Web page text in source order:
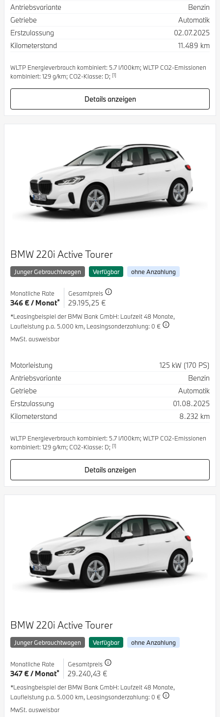
Antriebsvariante
Benzin
Getriebe
Automatik
Erstzulassung
02.07.2025
Kilometerstand
11.489 km
WLTP Energieverbrauch kombiniert: 5.7 l/100km; WLTP CO2-Emissionen
kombiniert: 129 g/km; CO2-Klasse: D; [1]
Details anzeigen
BMW 220i Active Tourer
Junger Gebrauchtwagen Verfügbar ohne Anzahlung
Monatliche Rate
346 € / Monat*
Gesamtpreis
29.195,25 €
*Leasingbeispiel der BMW Bank GmbH: Laufzeit 48 Monate,
Laufleistung p.a. 5.000 km, Leasingsonderzahlung: 0 €
MwSt. ausweisbar
Spezifikation
Motorleistung
125 kW (170 PS)
Antriebsvariante
Benzin
Getriebe
Automatik
Erstzulassung
01.08.2025
Kilometerstand
8.232 km
WLTP Energieverbrauch kombiniert: 5.7 l/100km; WLTP CO2-Emissionen
kombiniert: 129 g/km; CO2-Klasse: D; [1]
Details anzeigen
BMW 220i Active Tourer
Junger Gebrauchtwagen Verfügbar ohne Anzahlung
Monatliche Rate
347 € / Monat*
Gesamtpreis
29.240,43 €
*Leasingbeispiel der BMW Bank GmbH: Laufzeit 48 Monate,
Laufleistung p.a. 5.000 km, Leasingsonderzahlung: 0 €
MwSt. ausweisbar